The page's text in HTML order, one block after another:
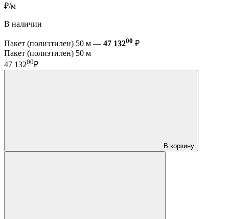
₽/м
В наличии
Пакет (полиэтилен) 50 м — 47 13200 ₽
Пакет (полиэтилен) 50 м
47 13200₽
В корзину